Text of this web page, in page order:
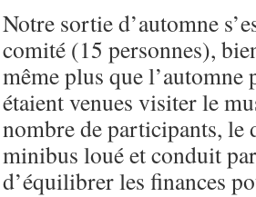
Notre sortie d’automne
comité (15 personnes),
même plus que l’automne
étaient venues visiter le
nombre de participants, le
minibus loué et conduit
d’équilibrer les finances